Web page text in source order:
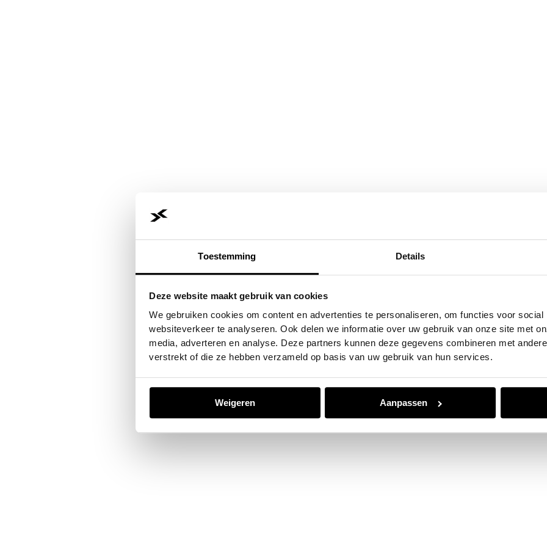
Toestemming Details
Deze website maakt gebruik van cookies
We gebruiken cookies om content en advertenties te personaliseren, om functies voor
websiteverkeer te analyseren. Ook delen we informatie over uw gebruik van onze site met
media, adverteren en analyse. Deze partners kunnen deze gegevens combineren met
verstrekt of die ze hebben verzameld op basis van uw gebruik van hun services.
Weigeren Aanpassen
Application error: aclient-side exception has occurred while loadingwww.jvk.nl(see the